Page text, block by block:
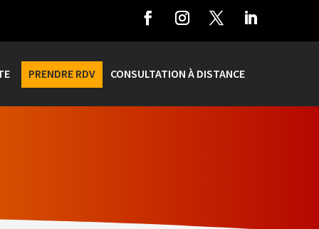
PRENDRE RDV CONSULTATION À DISTANCE